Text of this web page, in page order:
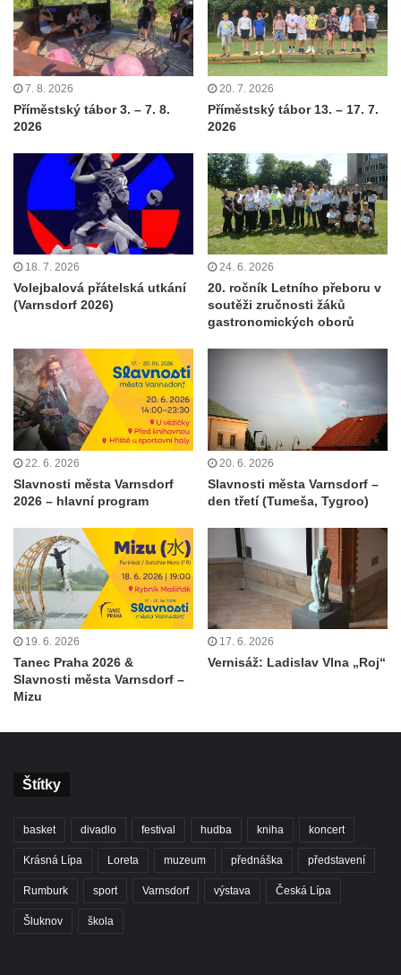
7. 8. 2026
Příměstský tábor 3. – 7. 8.
2026
20. 7. 2026
Příměstský tábor 13. – 17. 7.
2026
18. 7. 2026
Volejbalová přátelská utkání
(Varnsdorf 2026)
24. 6. 2026
20. ročník Letního přeboru v
soutěži zručnosti žáků
gastronomických oborů
22. 6. 2026
Slavnosti města Varnsdorf
2026 – hlavní program
20. 6. 2026
Slavnosti města Varnsdorf –
den třetí (Tumeša, Tygroo)
19. 6. 2026
Tanec Praha 2026 &
Slavnosti města Varnsdorf –
Mizu
17. 6. 2026
Vernisáž: Ladislav Vlna „Roj“
Štítky
basket divadlo festival hudba kniha koncert
Krásná Lípa Loreta muzeum přednáška představení
Rumburk sport Varnsdorf výstava Česká Lípa
Šluknov škola